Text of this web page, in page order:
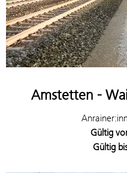
Amstetten -
Gültig
Gültig